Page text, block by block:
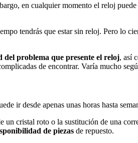
en cualquier momento el reloj
tendrás que estar sin reloj. Pero lo
del problema que presente el reloj, así
de encontrar. Varía mucho
ir desde apenas unas horas hasta
cristal roto o la sustitución de una
de piezas de repuesto.